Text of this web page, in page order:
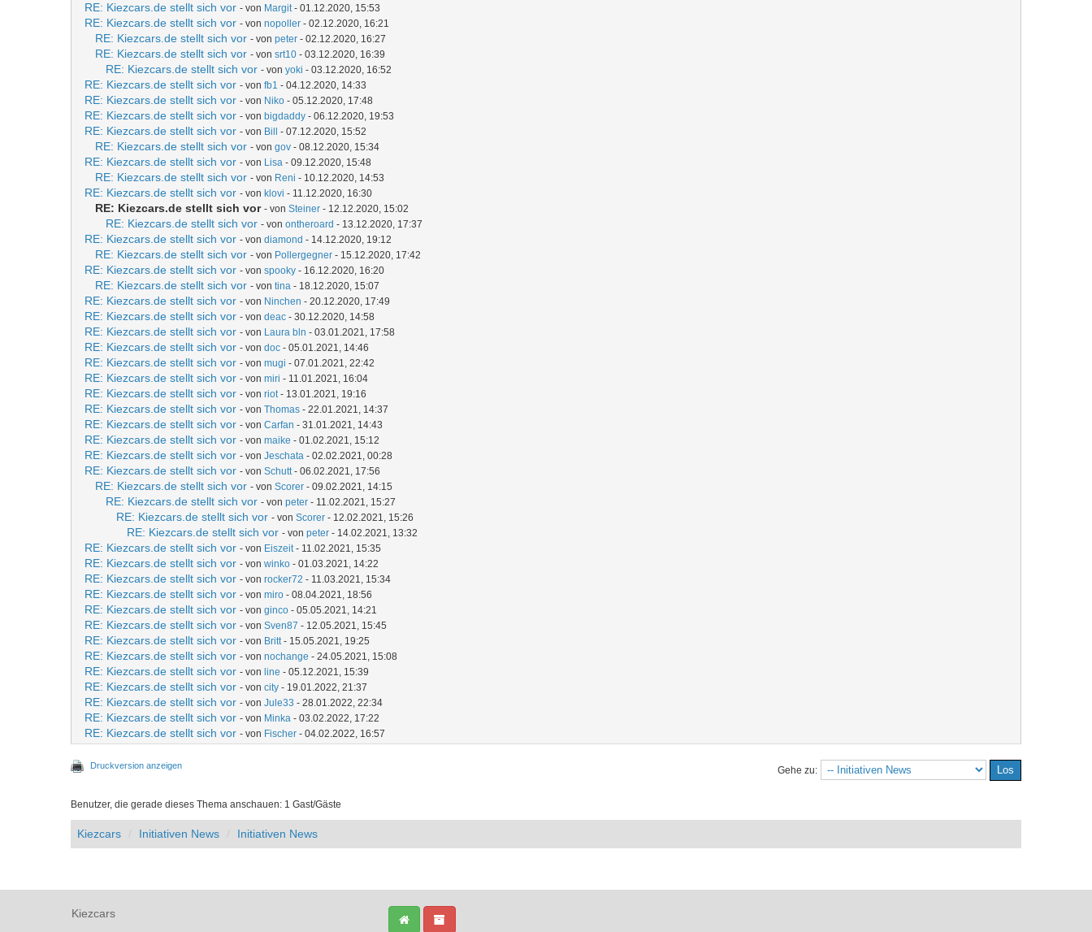
RE: Kiezcars.de stellt sich vor - von Margit- 01.12.2020, 15:53
RE: Kiezcars.de stellt sich vor - von nopoller - 02.12.2020, 16:21
RE: Kiezcars.de stellt sich vor - von peter - 02.12.2020, 16:27
RE: Kiezcars.de stellt sich vor - von srt10 - 03.12.2020, 16:39
RE: Kiezcars.de stellt sich vor - von yoki - 03.12.2020, 16:52
RE: Kiezcars.de stellt sich vor - von fb1 - 04.12.2020, 14:33
RE: Kiezcars.de stellt sich vor - von Niko - 05.12.2020, 17:48
RE: Kiezcars.de stellt sich vor - von bigdaddy - 06.12.2020, 19:53
RE: Kiezcars.de stellt sich vor - von Bill - 07.12.2020, 15:52
RE: Kiezcars.de stellt sich vor - von gov - 08.12.2020, 15:34
RE: Kiezcars.de stellt sich vor - von Lisa - 09.12.2020, 15:48
RE: Kiezcars.de stellt sich vor - von Reni - 10.12.2020, 14:53
RE: Kiezcars.de stellt sich vor - von klovi - 11.12.2020, 16:30
RE: Kiezcars.de stellt sich vor - von Steiner - 12.12.2020, 15:02
RE: Kiezcars.de stellt sich vor - von ontheroard - 13.12.2020, 17:37
RE: Kiezcars.de stellt sich vor - von diamond - 14.12.2020, 19:12
RE: Kiezcars.de stellt sich vor - von Pollergegner - 15.12.2020, 17:42
RE: Kiezcars.de stellt sich vor - von spooky - 16.12.2020, 16:20
RE: Kiezcars.de stellt sich vor - von tina - 18.12.2020, 15:07
RE: Kiezcars.de stellt sich vor - von Ninchen - 20.12.2020, 17:49
RE: Kiezcars.de stellt sich vor - von deac - 30.12.2020, 14:58
RE: Kiezcars.de stellt sich vor - von Laura bln - 03.01.2021, 17:58
RE: Kiezcars.de stellt sich vor - von doc - 05.01.2021, 14:46
RE: Kiezcars.de stellt sich vor - von mugi - 07.01.2021, 22:42
RE: Kiezcars.de stellt sich vor - von miri - 11.01.2021, 16:04
RE: Kiezcars.de stellt sich vor - von riot- 13.01.2021, 19:16
RE: Kiezcars.de stellt sich vor - von Thomas - 22.01.2021, 14:37
RE: Kiezcars.de stellt sich vor - von Carfan - 31.01.2021, 14:43
RE: Kiezcars.de stellt sich vor - von maike - 01.02.2021, 15:12
RE: Kiezcars.de stellt sich vor - von Jeschata - 02.02.2021, 00:28
RE: Kiezcars.de stellt sich vor - von Schutt- 06.02.2021, 17:56
RE: Kiezcars.de stellt sich vor - von Scorer - 09.02.2021, 14:15
RE: Kiezcars.de stellt sich vor - von peter - 11.02.2021, 15:27
RE: Kiezcars.de stellt sich vor - von Scorer - 12.02.2021, 15:26
RE: Kiezcars.de stellt sich vor - von peter - 14.02.2021, 13:32
RE: Kiezcars.de stellt sich vor - von Eiszeit- 11.02.2021, 15:35
RE: Kiezcars.de stellt sich vor - von winko - 01.03.2021, 14:22
RE: Kiezcars.de stellt sich vor - von rocker72 - 11.03.2021, 15:34
RE: Kiezcars.de stellt sich vor - von miro - 08.04.2021, 18:56
RE: Kiezcars.de stellt sich vor - von ginco - 05.05.2021, 14:21
RE: Kiezcars.de stellt sich vor - von Sven87 - 12.05.2021, 15:45
RE: Kiezcars.de stellt sich vor - von Britt- 15.05.2021, 19:25
RE: Kiezcars.de stellt sich vor - von nochange - 24.05.2021, 15:08
RE: Kiezcars.de stellt sich vor - von line - 05.12.2021, 15:39
RE: Kiezcars.de stellt sich vor - von city - 19.01.2022, 21:37
RE: Kiezcars.de stellt sich vor - von Jule33 - 28.01.2022, 22:34
RE: Kiezcars.de stellt sich vor - von Minka - 03.02.2022, 17:22
RE: Kiezcars.de stellt sich vor - von Fischer - 04.02.2022, 16:57
Druckversion anzeigen Gehe zu:
Benutzer, die gerade dieses Thema anschauen: 1 Gast/Gäste
Kiezcars Initiativen News Initiativen News
Kiezcars